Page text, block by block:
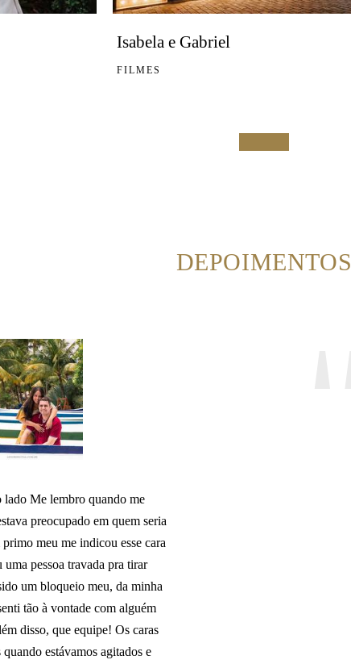
Isabela e Gabriel
FILMES
DEPOIMENTOS
lado Me lembro quando me
preocupado em quem seria
meu me indicou esse cara
pessoa travada pra tirar
um bloqueio meu, da minha
tão à vontade com alguém
disso, que equipe! Os caras
estávamos agitados e